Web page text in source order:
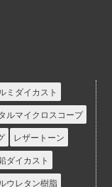
ミダイカスト
ルマイクロスコープ
レザートーン
ダイカスト
ウレタン樹脂